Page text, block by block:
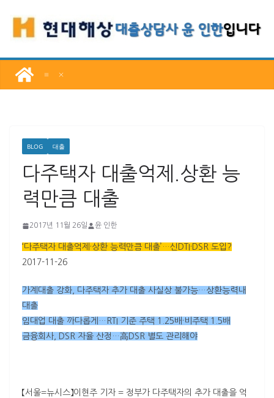
로
너
BLOG 대출
다주택자 대출억제.상환 능
력만큼 대출
2017년 11월 26일 윤 인한
‘다주택자 대출억제·상환 능력만큼 대출’…신DTI·DSR 도입?
2017-11-26
가계대출 강화, 다주택자 추가 대출 사실상 불가능…상환능력내
대출
임대업 대출 까다롭게…RTI 기준 주택 1.25배·비주택 1.5배
금융회사, DSR 자율 산정…高DSR 별도 관리해야
【서울=뉴시스】이현주 기자 = 정부가 다주택자의 추가 대출을 억